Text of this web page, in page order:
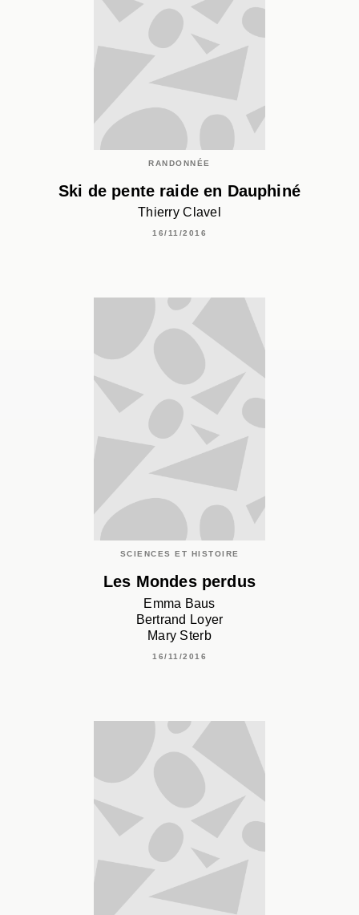
RANDONNÉE
Ski de pente raide en Dauphiné
Thierry Clavel
16/11/2016
SCIENCES ET HISTOIRE
Les Mondes perdus
Emma Baus
Bertrand Loyer
Mary Sterb
16/11/2016